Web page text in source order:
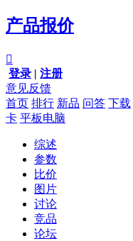
产品报价

登录 | 注册
意见反馈
首页 排行 新品 问答 下载
卡 平板电脑
综述
参数
比价
图片
讨论
竞品
论坛